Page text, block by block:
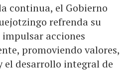
continua, el Gobierno
refrenda su
acciones
promoviendo valores,
desarrollo integral de